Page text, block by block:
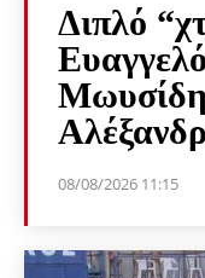
Διπλό
08/08/2026 11:15